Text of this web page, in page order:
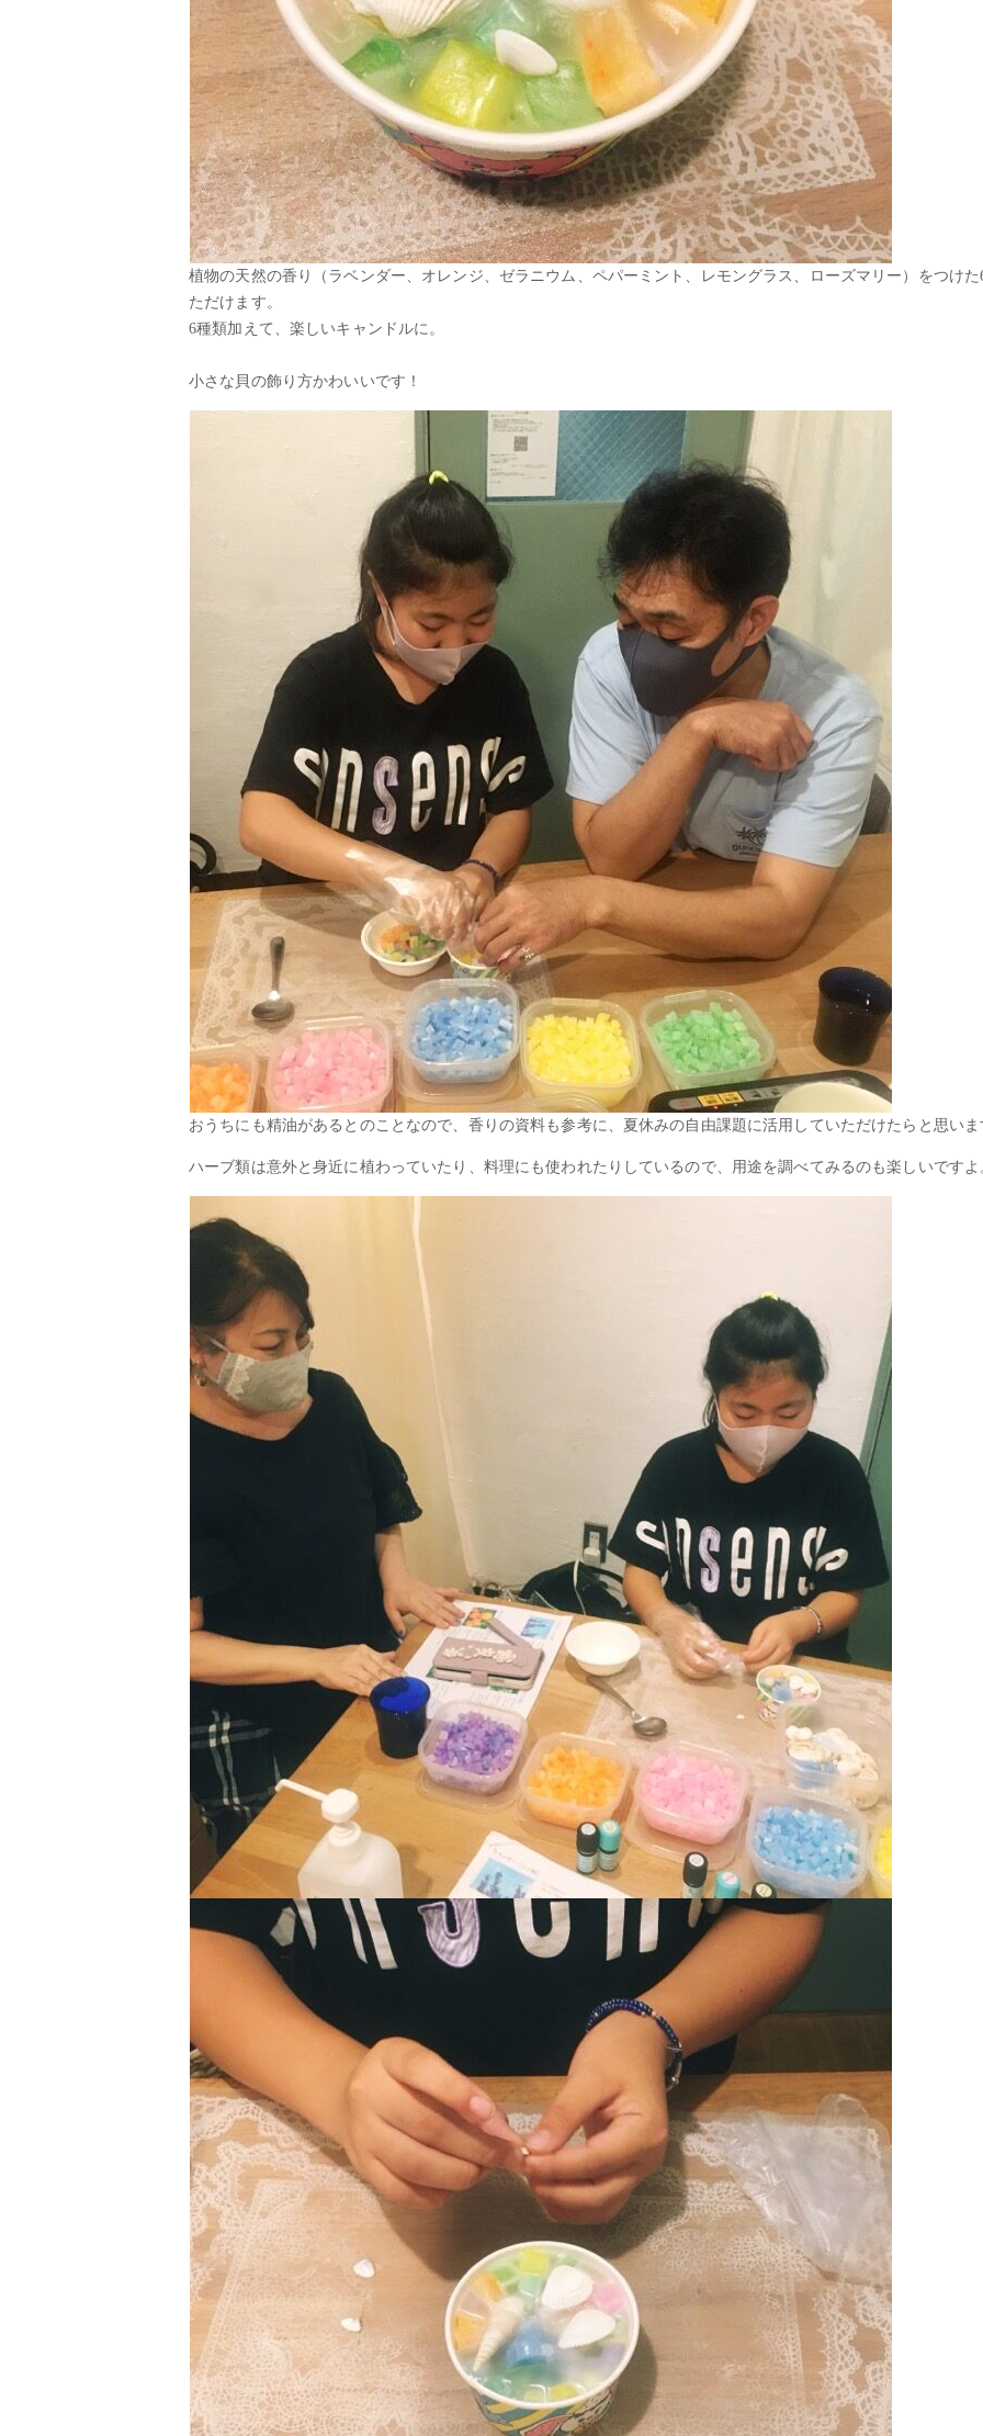
植物の天然の香り（ラベンダー、オレンジ、ゼラニウム、ペパーミント、レモングラス、ローズマリー）をつけ
ただけます。
6種類加えて、楽しいキャンドルに。
小さな貝の飾り方かわいいです！
おうちにも精油があるとのことなので、香りの資料も参考に、夏休みの自由課題に活用していただけたらと思いま
ハーブ類は意外と身近に植わっていたり、料理にも使われたりしているので、用途を調べてみるのも楽しいですよ